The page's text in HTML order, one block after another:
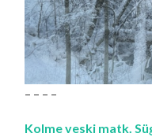
– – – –
Kolme veski matk.